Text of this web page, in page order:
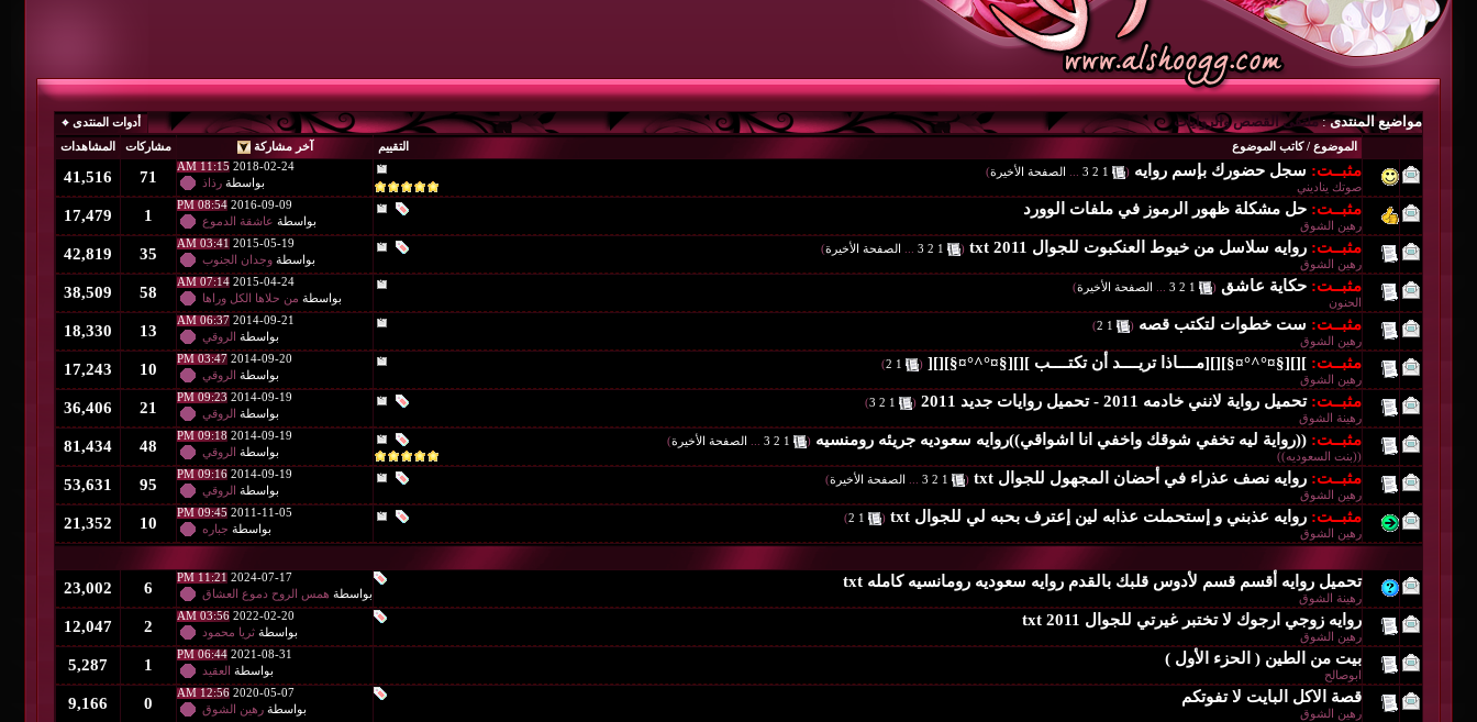
مواضيع المنتدى:ملتقى القصص والروايات
أدوات المنتدى
التقييم
الموضوع /كاتب الموضوع آخر مشاركة مشاركات المشاهدات
مثبــت: سجل حضورك بإسم روايه (
1
2
3 الصفحة الأخيرة)
صوتك يناديني
2018-02-24
11:15 AM
بواسطة رذاذ 71
41,516
مثبــت: حل مشكلة ظهور الرموز في ملفات الوورد
رهين الشوق
2016-09-09
08:54 PM
بواسطة عاشقة الدموع 1
17,479
مثبــت: روايه سلاسل من خيوط العنكبوت للجوال txt 2011 (
1
2
3 الصفحة الأخيرة)
رهين الشوق
2015-05-19
03:41 AM
بواسطة وجدان الجنوب 35
42,819
مثبــت: حكاية عاشق (
1
2
3 الصفحة الأخيرة)
الحنون
2015-04-24
07:14 AM
بواسطة من حلاها الكل وراها 58
38,509
مثبــت: ست خطوات لتكتب قصه (
1
2
)
رهين الشوق
2014-09-21
06:37 AM
بواسطة الروقي 13
18,330
مثبــت: ][][§¤°^°¤§][][مــــاذا تريــــد أن تكتــــب ][][§¤°^°¤§][][ (
1
2
)
رهين الشوق
2014-09-20
03:47 PM
بواسطة الروقي 10
17,243
مثبــت: تحميل رواية لانني خادمه 2011 - تحميل روايات جديد 2011 (
1
2
3
)
رهينة الشوق
2014-09-19
09:23 PM
بواسطة الروقي 21
36,406
مثبــت: ((رواية ليه تخفي شوقك واخفي انا اشواقي))روايه سعوديه جريئه رومنسيه (
1
2
3 الصفحة الأخيرة)
((بنت السعوديه))
2014-09-19
09:18 PM
بواسطة الروقي 48
81,434
مثبــت: روايه نصف عذراء في أحضان المجهول للجوال txt (
1
2
3 الصفحة الأخيرة)
رهين الشوق
2014-09-19
09:16 PM
بواسطة الروقي 95
53,631
مثبــت: روايه عذبني و إستحملت عذابه لين إعترف بحبه لي للجوال txt (
1
2
)
رهين الشوق
2011-11-05
09:45 PM
بواسطة جباره 10
21,352
تحميل روايه أقسم قسم لأدوس قلبك بالقدم روايه سعوديه رومانسيه كامله txt
رهينة الشوق
2024-07-17
11:21 PM
بواسطة همس الروح دموع العشاق 6
23,002
روايه زوجي ارجوك لا تختبر غيرتي للجوال txt 2011
رهين الشوق
2022-02-20
03:56 AM
بواسطة ثريا محمود 2
12,047
بيت من الطين ( الحزء الأول )
ابوصالح
2021-08-31
06:44 PM
بواسطة العقيد 1
5,287
قصة الاكل البايت لا تفوتكم
رهين الشوق
2020-05-07
12:56 AM
بواسطة رهين الشوق 0
9,166